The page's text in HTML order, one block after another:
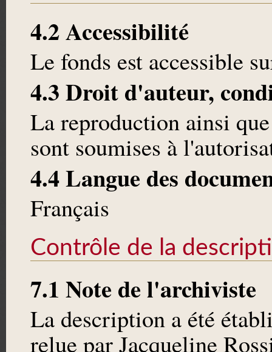
4.2 Accessibilité
Le fonds est accessible
4.3 Droit d'auteur,
La reproduction ainsi
sont soumises à
4.4 Langue des
Français
Contrôle de la
7.1 Note de l'archiviste
La description a été
relue par Jacqueline